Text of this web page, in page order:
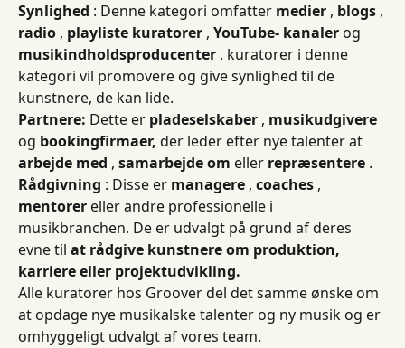
Synlighed : Denne kategori omfatter medier , blogs ,
radio , playliste kuratorer , YouTube- kanaler og
musikindholdsproducenter . kuratorer i denne
kategori vil promovere og give synlighed til de
kunstnere, de kan lide.
Partnere: Dette er pladeselskaber , musikudgivere
og bookingfirmaer, der leder efter nye talenter at
arbejde med , samarbejde om eller repræsentere .
Rådgivning : Disse er managere , coaches ,
mentorer eller andre professionelle i
musikbranchen. De er udvalgt på grund af deres
evne til at rådgive kunstnere om produktion,
karriere eller projektudvikling.
Alle kuratorer hos Groover del det samme ønske om
at opdage nye musikalske talenter og ny musik og er
omhyggeligt udvalgt af vores team.